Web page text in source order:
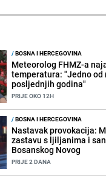
/BOSNA I HERCEGOVINA
Meteorolog FHMZ-a
temperatura: "Jedno
posljednjih godina"
PRIJE OKO 12H
/BOSNA I HERCEGOVINA
Nastavak provokacija:
zastavu s ljiljanima i
Bosanskog Novog
PRIJE 2 DANA